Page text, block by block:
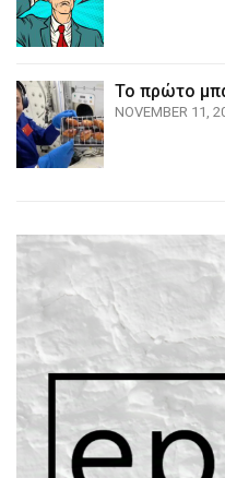
Το πρώτο
NOVEMBER 11,